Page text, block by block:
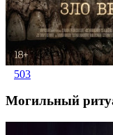
503
Могильный